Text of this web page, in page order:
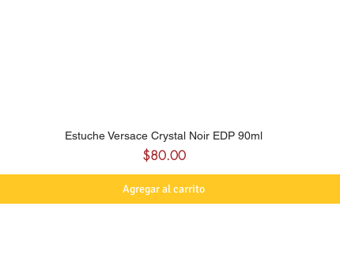
Estuche Versace Crystal Noir EDP 90ml
Precio
$80.00
Agregar al carrito